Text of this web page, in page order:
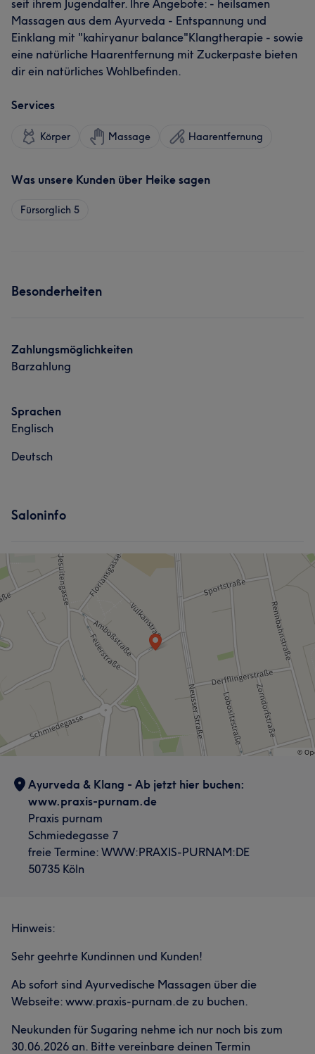
seit ihrem Jugendalter. Ihre Angebote: - heilsamen
Massagen aus dem Ayurveda - Entspannung und
Einklang mit "kahiryanur balance"Klangtherapie - sowie
eine natürliche Haarentfernung mit Zuckerpaste bieten
dir ein natürliches Wohlbefinden.
Services
Körper Massage Haarentfernung
Was unsere Kunden über Heike sagen
Fürsorglich 5
Besonderheiten
Zahlungsmöglichkeiten
Barzahlung
Sprachen
Englisch
Deutsch
Saloninfo
Ayurveda & Klang - Ab jetzt hier buchen:
www.praxis-purnam.de
Praxis purnam
Schmiedegasse 7
freie Termine: WWW:PRAXIS-PURNAM:DE
50735 Köln
Hinweis:
Sehr geehrte Kundinnen und Kunden!
Ab sofort sind Ayurvedische Massagen über die
Webseite: www.praxis-purnam.de zu buchen.
Neukunden für Sugaring nehme ich nur noch bis zum
30.06.2026 an. Bitte vereinbare deinen Termin